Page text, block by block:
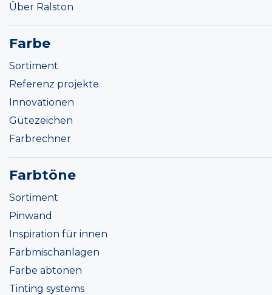
Über Ralston
Farbe
Sortiment
Referenz projekte
Innovationen
Gütezeichen
Farbrechner
Farbtöne
Sortiment
Pinwand
Inspiration für innen
Farbmischanlagen
Farbe abtonen
Tinting systems